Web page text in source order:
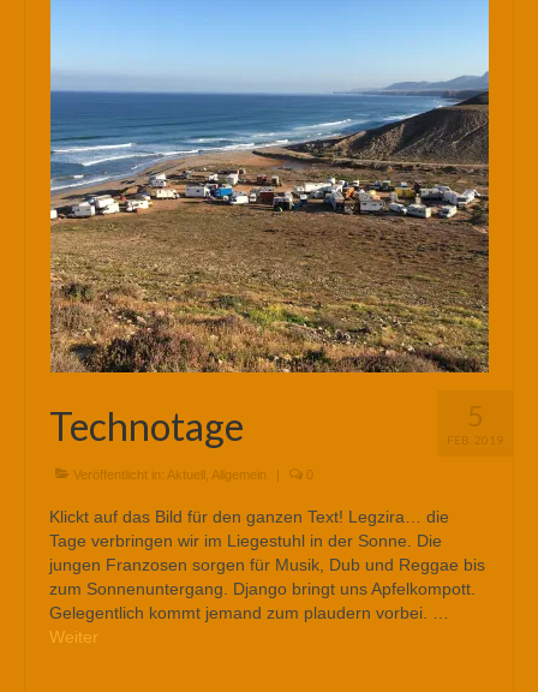
5
FEB. 2019
Technotage
Veröffentlicht in: Aktuell Allgemein | 0
Klickt auf das Bild für den ganzen Text! Legzira… die
Tage verbringen wir im Liegestuhl in der Sonne. Die
jungen Franzosen sorgen für Musik, Dub und Reggae bis
zum Sonnenuntergang. Django bringt uns Apfelkompott.
Gelegentlich kommt jemand zum plaudern vorbei. …
Weiter